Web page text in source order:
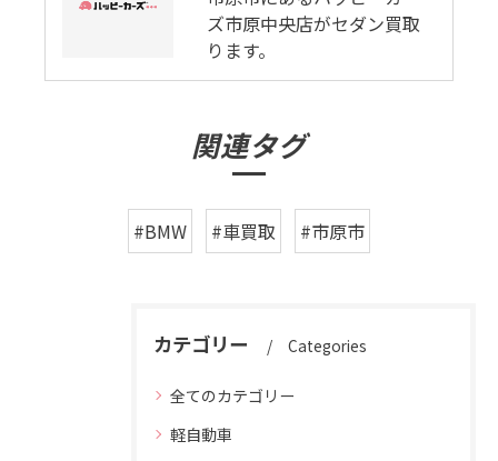
ズ市原中央店がセダン買取
ります。
関連タグ
#BMW #車買取 #市原市
カテゴリー Categories
全てのカテゴリー
軽自動車